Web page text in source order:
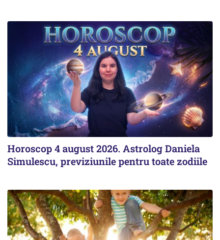
Horoscop 4 august 2026. Astrolog Daniela
Simulescu, previziunile pentru toate zodiile